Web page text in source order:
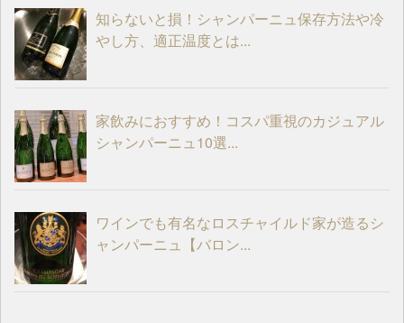
知らないと損！シャンパーニュ保存方法や冷
やし方、適正温度とは...
家飲みにおすすめ！コスパ重視のカジュアル
シャンパーニュ10選...
ワインでも有名なロスチャイルド家が造るシ
ャンパーニュ【バロン...